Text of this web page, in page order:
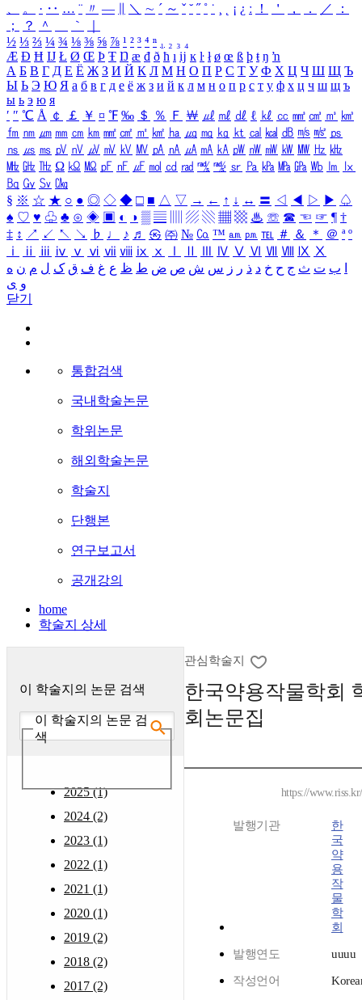
、
。 · ‥ … ¨ 〃 ― ＼ ∼ ´ ～ ˇ ˘ ˝ ˚ ˙ ¸ ¡ ¿ ː ！ ＇ ， ． ／
：
；
？ ＾ ｀
½ ⅓ ⅔ ¼ ¾ ⅛ ⅜ ⅝ ⅞ ¹ ² ³ ⁴ ⁿ ₁ ₂ ₃ ₄
Æ Ð Ħ Ĳ Ł Ø Œ Þ Ŧ Ŋ æ đ ð ħ ı ĳ ĸ ŀ ł ø œ ß þ ŧ ŋ ŉ
А Б В Г Д Е Ё Ж З И Й К Л М Н О П Р С Т У Ф Х Ц Ч Ш Щ Ъ
Ы Ь Э Ю Я а б в г д е ё ж з и й к л м н о п р с т у ф х ц ч ш щ ъ
ы ь э ю я
′ ″ ℃ Å ￠ ￡ ￥ ¤ ℉ ‰ ＄ ％ Ｆ ￦ ㎕ ㎖ ㎗ ℓ ㎘ ㏄ ㎣ ㎤ ㎥ ㎦
㎙ ㎚ ㎛ ㎜ ㎝ ㎞ ㎟ ㎠ ㎡ ㎢ ㏊ ㎍ ㎎ ㎏ ㏏ ㎈ ㎉ ㏈ ㎧ ㎨ ㎰
㎱ ㎲ ㎳ ㎴ ㎵ ㎶ ㎷ ㎸ ㎹ ㎀ ㎁ ㎂ ㎃ ㎄ ㎺ ㎻ ㎽ ㎾ ㎿ ㎐ ㎑
㎒ ㎓ ㎔ Ω ㏀ ㏁ ㎊ ㎋ ㎌ ㏖ ㏅ ㎭ ㎮ ㎯ ㏛ ㎩ ㎪ ㎫ ㎬ ㏝ ㏐
㏓
㏃ ㏉ ㏜ ㏆
§ ※ ☆ ★ ○ ● ◎ ◇ ◆ □ ■ △ ▽ → ← ↑ ↓ ↔ 〓 ◁ ◀ ▷ ▶ ♤
♠ ♡ ♥ ♧ ♣ ⊙ ◈ ▣ ◐ ◑ ▒ ▤ ▨ ▧ ▦ ▩ ♨ ☏ ☎ ☜ ☞ ¶ †
‡ ↕ ↗ ↙ ↖ ↘ ♭ ♩ ♪ ♬ ㉿ ㈜ № ㏇ ™ ㏂ ㏘ ℡ ＃ ＆ ＊ ＠ ª º
ⅰ
ⅱ ⅲ ⅳ ⅴ ⅵ ⅶ ⅷ ⅸ ⅹ Ⅳ Ⅴ Ⅵ Ⅶ Ⅷ Ⅸ Ⅹ
ب ت ث ج ح خ د ذ ر ز س ش ص ض ط ظ ع غ ف ق ک ل م ن ه
و ی
닫기
통합검색
국내학술논문
학위논문
해외학술논문
학술지
단행본
연구보고서
공개강의
home
학술지 상세
이 학술지의 논문 검색
이 학술지의 논문 검
색
2025 (1)
2024 (2)
2023 (1)
2022 (1)
2021 (1)
2020 (1)
2019 (2)
2018 (2)
2017 (2)
관심학술지
한국약용작물학회
회논문집
https://
발행기관
한
국
약
용
작
물
학
회
발행연도 uuuu
작성언어